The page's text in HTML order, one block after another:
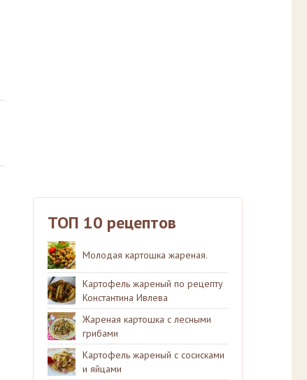
ТОП 10 рецептов
Молодая картошка жареная.
Картофель жареный по рецепту
Константина Ивлева
Жареная картошка с лесными
грибами
Картофель жареный с сосисками
и яйцами